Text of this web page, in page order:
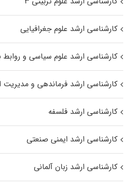
کارشناسی ارشد علوم جغرافیایی
کارشناسی ارشد علوم سیاسی و روابط
کارشناسی ارشد فرماندهی و مدیریت
کارشناسی ارشد فلسفه
کارشناسی ارشد ایمنی صنعتی
کارشناسی ارشد زبان آلمانی